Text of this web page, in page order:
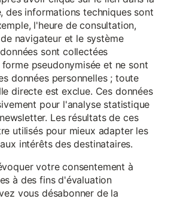
des informations techniques sont
l'heure de consultation,
navigateur et le système
sont collectées
pseudonymisée et ne sont
données personnelles ; toute
directe est exclue. Ces données
pour l'analyse statistique
Les résultats de ces
utilisés pour mieux adapter les
intérêts des destinataires.
votre consentement à
à des fins d'évaluation
vous désabonner de la